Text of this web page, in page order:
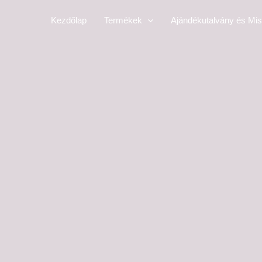
Kezdőlap Termékek Ajándékutalvány és